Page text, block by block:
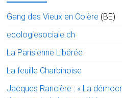
Gang des Vieux en Colère (BE)
ecologiesociale.ch
La Parisienne Libérée
La feuille Charbinoise
Jacques Rancière : « La